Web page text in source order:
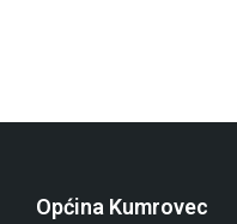
Općina Kumrovec